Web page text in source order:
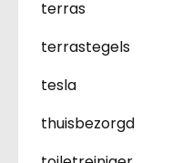
terras
terrastegels
tesla
thuisbezorgd